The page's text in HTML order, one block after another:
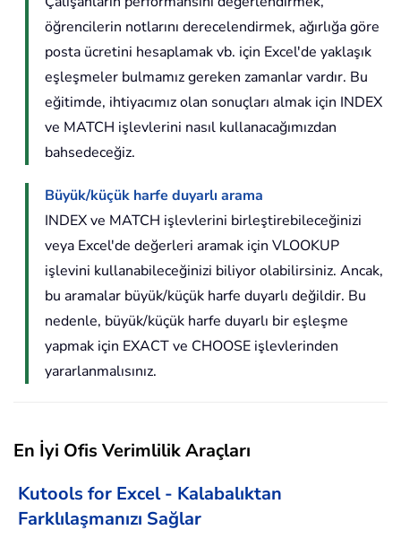
öğrencilerin notlarını derecelendirmek, ağırlığa göre
posta ücretini hesaplamak vb. için Excel'de yaklaşık
eşleşmeler bulmamız gereken zamanlar vardır. Bu
eğitimde, ihtiyacımız olan sonuçları almak için INDEX
ve MATCH işlevlerini nasıl kullanacağımızdan
bahsedeceğiz.
Büyük/küçük harfe duyarlı arama
INDEX ve MATCH işlevlerini birleştirebileceğinizi
veya Excel'de değerleri aramak için VLOOKUP
işlevini kullanabileceğinizi biliyor olabilirsiniz. Ancak,
bu aramalar büyük/küçük harfe duyarlı değildir. Bu
nedenle, büyük/küçük harfe duyarlı bir eşleşme
yapmak için EXACT ve CHOOSE işlevlerinden
yararlanmalısınız.
En İyi Ofis Verimlilik Araçları
Kutools for Excel - Kalabalıktan
Farklılaşmanızı Sağlar